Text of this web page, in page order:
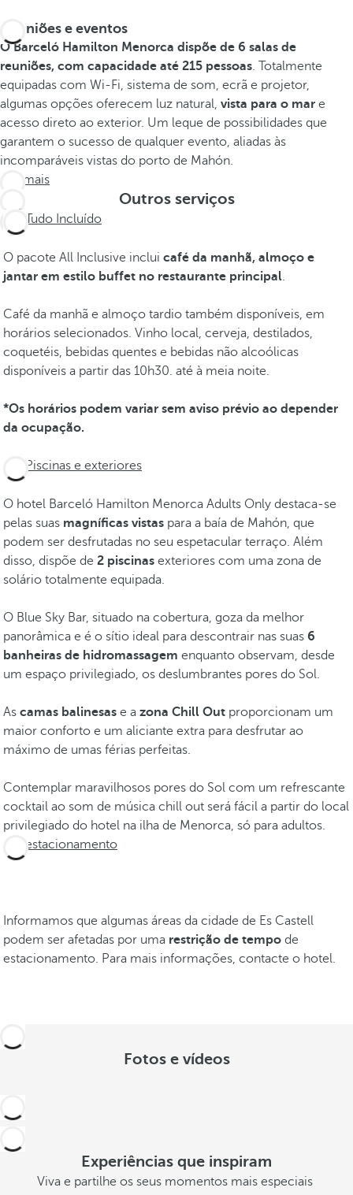
Reuniões e eventos
O Barceló Hamilton Menorca dispõe de 6 salas de
reuniões, com capacidade até 215 pessoas. Totalmente
equipadas com Wi-Fi, sistema de som, ecrã e projetor,
algumas opções oferecem luz natural, vista para o mar e
acesso direto ao exterior. Um leque de possibilidades que
garantem o sucesso de qualquer evento, aliadas às
incomparáveis vistas do porto de Mahón.
Ver mais
Outros serviços
Tudo Incluído
O pacote All Inclusive inclui café da manhã, almoço e
jantar em estilo buffet no restaurante principal.
Café da manhã e almoço tardio também disponíveis, em
horários selecionados. Vinho local, cerveja, destilados,
coquetéis, bebidas quentes e bebidas não alcoólicas
disponíveis a partir das 10h30. até à meia noite.
*Os horários podem variar sem aviso prévio ao depender
da ocupação.
Piscinas e exteriores
O hotel Barceló Hamilton Menorca Adults Only destaca-se
pelas suas magníficas vistas para a baía de Mahón, que
podem ser desfrutadas no seu espetacular terraço. Além
disso, dispõe de 2 piscinas exteriores com uma zona de
solário totalmente equipada.
O Blue Sky Bar, situado na cobertura, goza da melhor
panorâmica e é o sítio ideal para descontrair nas suas 6
banheiras de hidromassagem enquanto observam, desde
um espaço privilegiado, os deslumbrantes pores do Sol.
As camas balinesas e a zona Chill Out proporcionam um
maior conforto e um aliciante extra para desfrutar ao
máximo de umas férias perfeitas.
Contemplar maravilhosos pores do Sol com um refrescante
cocktail ao som de música chill out será fácil a partir do local
privilegiado do hotel na ilha de Menorca, só para adultos.
estacionamento
Informamos que algumas áreas da cidade de Es Castell
podem ser afetadas por uma restrição de tempo de
estacionamento. Para mais informações, contacte o hotel.
Fotos e vídeos
Experiências que inspiram
Viva e partilhe os seus momentos mais especiais